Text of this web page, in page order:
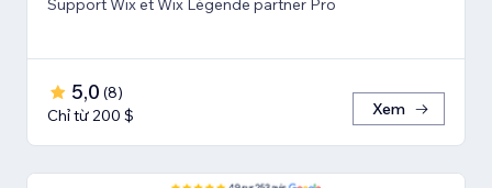
Support Wix et Wix Légende partner Pro
5,0 (8)
Chỉ từ 200 $
Xem